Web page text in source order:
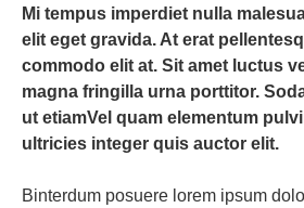
Mi tempus imperdiet nulla
elit eget gravida. At erat
commodo elit at. Sit amet luctus
magna fringilla urna porttitor.
ut etiamVel quam elementum
ultricies integer quis auctor elit.
Binterdum posuere lorem ipsum